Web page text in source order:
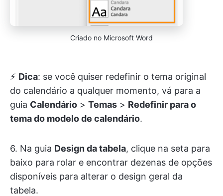
Criado no Microsoft Word
⚡️ Dica: se você quiser redefinir o tema original
do calendário a qualquer momento, vá para a
guia Calendário > Temas > Redefinir para o
tema do modelo de calendário.
6. Na guia Design da tabela, clique na seta para
baixo para rolar e encontrar dezenas de opções
disponíveis para alterar o design geral da
tabela.